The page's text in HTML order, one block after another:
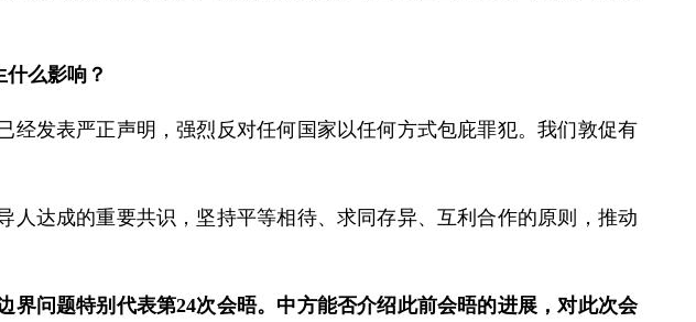
么影响？
发表严正声明，强烈反对任何国家以任何方式包庇罪犯。我们敦促有
达成的重要共识，坚持平等相待、求同存异、互利合作的原则，推动
问题特别代表第24次会晤。中方能否介绍此前会晤的进展，对此次会